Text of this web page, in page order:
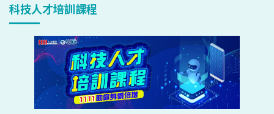
科技人才培訓課程